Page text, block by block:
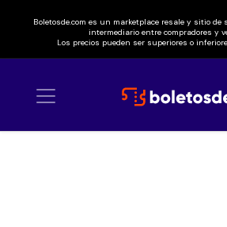
Boletosde.com es un marketplace resale y sitio de
intermediario entre compradores y
Los precios pueden ser superiores o